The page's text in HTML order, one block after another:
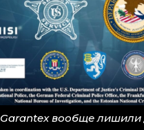
Garantex вообще